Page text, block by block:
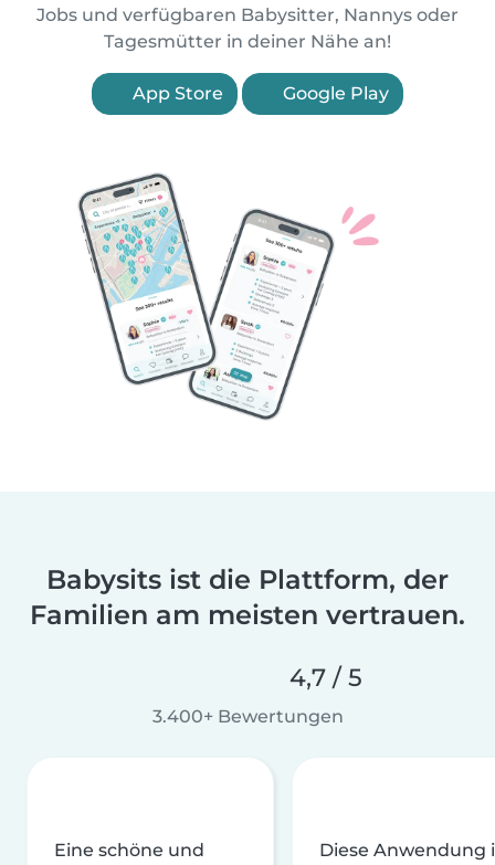
Jobs und verfügbaren Babysitter, Nannys oder
Tagesmütter in deiner Nähe an!
App Store Google Play
Babysits ist die Plattform, der
Familien am meisten vertrauen.
4,7 / 5
3.400+ Bewertungen
Eine schöne und
Diese Anwendung